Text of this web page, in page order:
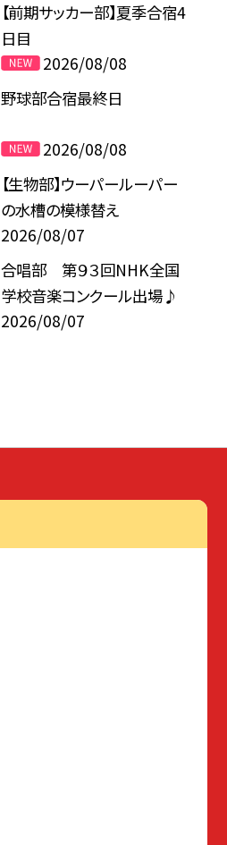
【前期サッカー部】夏季合宿4
日目
2026/08/08
野球部合宿最終日
2026/08/08
【生物部】ウーパールーパー
の水槽の模様替え
2026/08/07
合唱部 第９３回NHK全国
学校音楽コンクール出場♪
2026/08/07